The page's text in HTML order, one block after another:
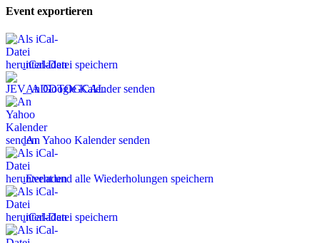
Event exportieren
iCal-Datei speichern
An Google Kalender senden
An Yahoo Kalender senden
Event und alle Wiederholungen speichern
iCal-Datei speichern